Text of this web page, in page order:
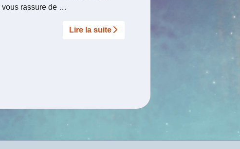
vous rassure de …
Lire la suite­­